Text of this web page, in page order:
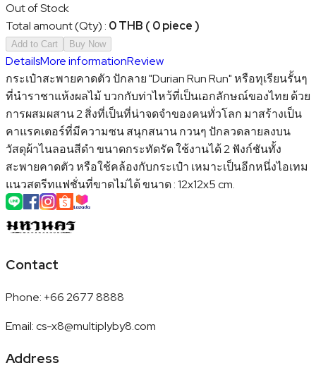
Out of Stock
Total amount (Qty) : 0 THB ( 0 piece )
Add to Cart Buy Now
DetailsMore informationReview
กระเป๋าสะพายคาดตัว ปักลาย "Durian Run Run" หรือทุเรียนรั้นๆ
ที่นำราชาแห้งผลไม้ บวกกับท่าไหว้ที่เป็นเอกลักษณ์ของไทย ด้วย
การผสมผสาน 2 สิ่งที่เป็นที่น่าจดจำของคนทั่วโลก มาสร้างเป็น
คาแรคเตอร์ที่มีความซน สนุกสนาน กวนๆ ปักลวดลายลงบน
วัสดุผ้าไนลอนสีดำ ขนาดกระทัดรัด ใช้งานได้ 2 ฟังก์ชันทั้ง
สะพายคาดตัว หรือใช้คล้องกับกระเป๋า เหมาะเป็นอีกหนึ่งไอเทม
แนวสตรีทแฟชั่นที่ขาดไม่ได้ ขนาด : 12x12x5 cm.
Contact
Phone: +66 2677 8888
Email:cs-x8@multiplyby8.com
Address